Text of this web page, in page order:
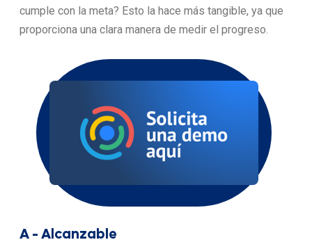
cumple con la meta? Esto la hace más tangible, ya que
proporciona una clara manera de medir el progreso.
A - Alcanzable